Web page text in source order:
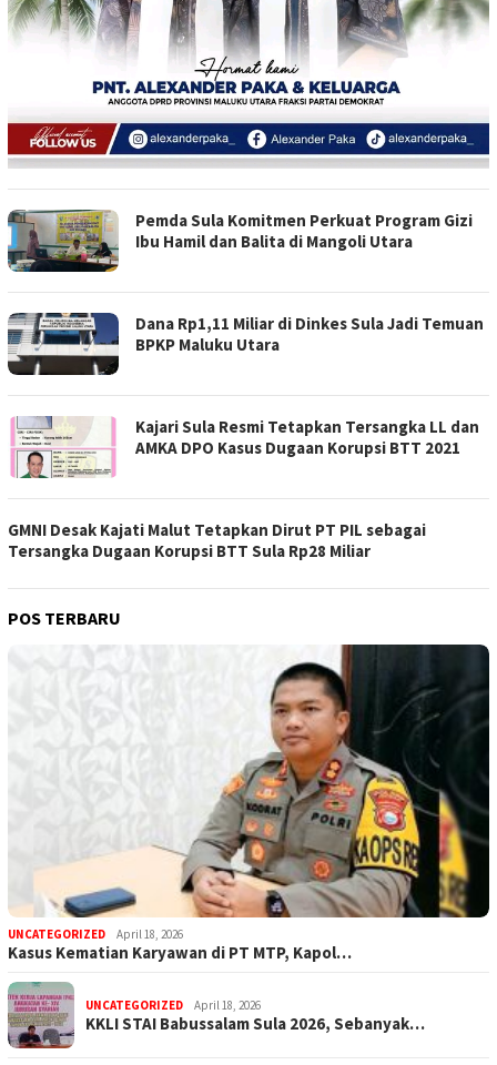
Pemda Sula Komitmen Perkuat Program Gizi
Ibu Hamil dan Balita di Mangoli Utara
Dana Rp1,11 Miliar di Dinkes Sula Jadi Temuan
BPKP Maluku Utara
Kajari Sula Resmi Tetapkan Tersangka LL dan
AMKA DPO Kasus Dugaan Korupsi BTT 2021
GMNI Desak Kajati Malut Tetapkan Dirut PT PIL sebagai
Tersangka Dugaan Korupsi BTT Sula Rp28 Miliar
POS TERBARU
UNCATEGORIZED April 18, 2026
Kasus Kematian Karyawan di PT MTP, Kapol…
UNCATEGORIZED April 18, 2026
KKLI STAI Babussalam Sula 2026, Sebanyak…